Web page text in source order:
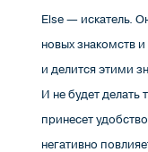
Else — искатель.
новых знакомств
и делится этими
И не будет делать
принесет
негативно